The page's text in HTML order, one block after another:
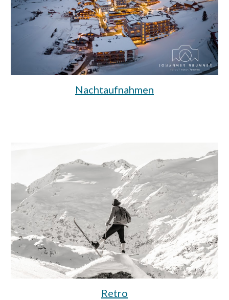
Nachtaufnahmen
Retro